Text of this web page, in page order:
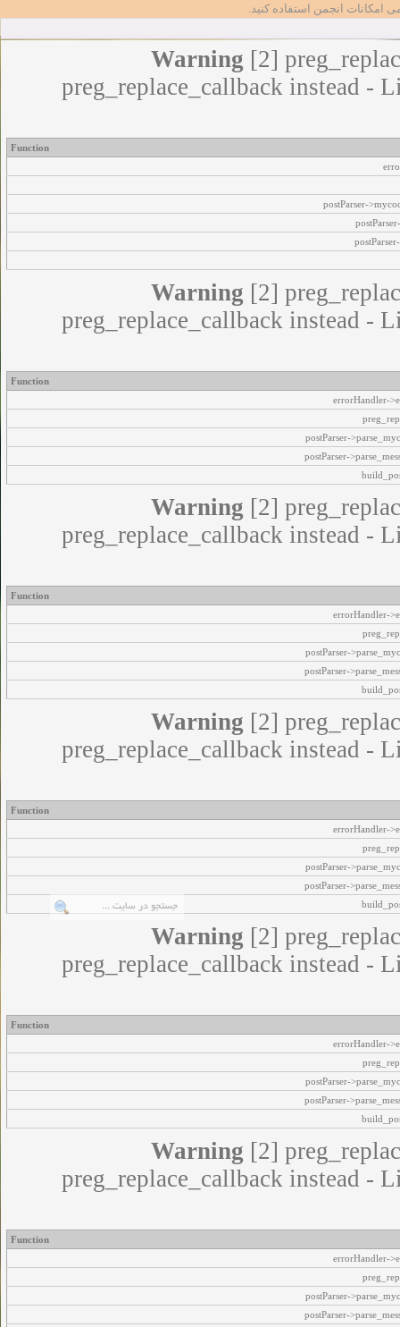
امکانات انجمن استفاده کنید.
Warning [2]
preg_replace_callback instead -
Function
postParser-
Warning [2]
preg_replace_callback instead -
Function
errorHandler-
postParser-
postParser-
Warning [2]
preg_replace_callback instead -
Function
errorHandler-
postParser-
postParser-
Warning [2]
preg_replace_callback instead -
Function
errorHandler-
postParser-
postParser-
Warning [2]
preg_replace_callback instead -
Function
errorHandler-
postParser-
postParser-
Warning [2]
preg_replace_callback instead -
Function
errorHandler-
postParser-
postParser-